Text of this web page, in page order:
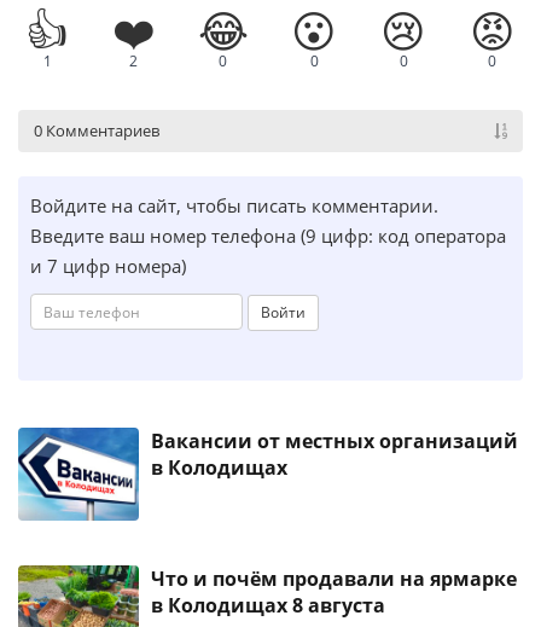
👍
1
❤️
2
😂
0
😮
0
😢
0
😡
0
0 Комментариев
Войдите на сайт, чтобы писать комментарии.
Введите ваш номер телефона (9 цифр: код оператора
и 7 цифр номера)
Войти
Вакансии от местных организаций
в Колодищах
Что и почём продавали на ярмарке
в Колодищах 8 августа